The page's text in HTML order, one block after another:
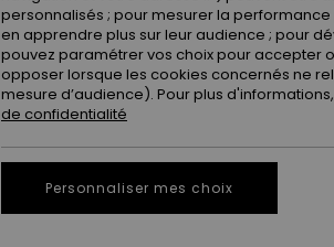
personnalisés ; pour mesurer la
en apprendre plus sur leur audience ; pour
pouvez paramétrer vos choix pour accepter
opposer lorsque les cookies concernés ne
mesure d’audience). Pour plus
de confidentialité
Personnaliser mes choix